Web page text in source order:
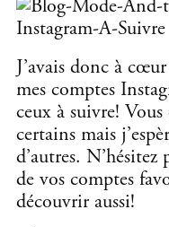
J’avais donc à
mes comptes
ceux à suivre!
certains mais
d’autres. N’hésitez
de vos comptes
découvrir aussi!